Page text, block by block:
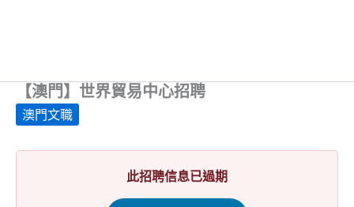
【澳門】世界貿易中心招聘
澳門文職
此招聘信息已過期